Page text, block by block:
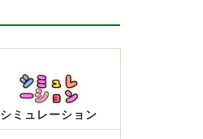
シミュレーション